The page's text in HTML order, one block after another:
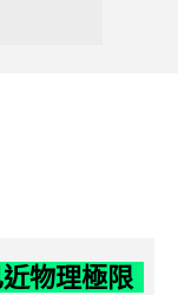
物理極限